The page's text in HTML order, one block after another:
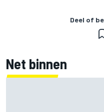
Deel of
Net binnen